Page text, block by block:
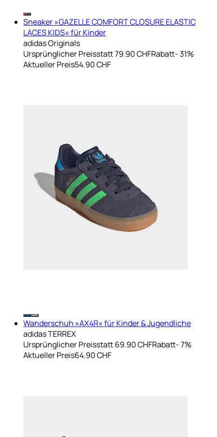
Sneaker »GAZELLE COMFORT CLOSURE ELASTIC
LACES KIDS« für Kinder
adidas Originals
Ursprünglicher Preisstatt 79.90 CHFRabatt- 31%
Aktueller Preis54.90 CHF
Wanderschuh »AX4R« für Kinder & Jugendliche
adidas TERREX
Ursprünglicher Preisstatt 69.90 CHFRabatt- 7%
Aktueller Preis64.90 CHF